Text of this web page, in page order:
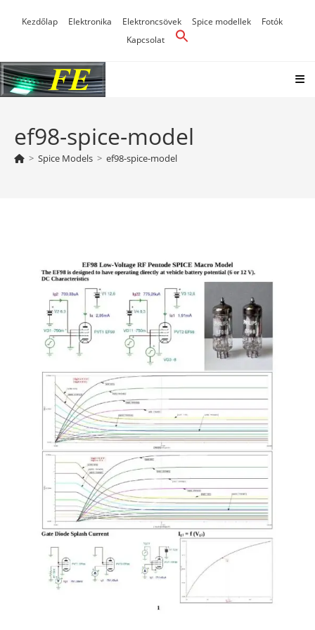
Kezdőlap Elektronika Elektroncsövek Spice modellek
Fotók
Kapcsolat
ef98-spice-model
> Spice Models > ef98-spice-model